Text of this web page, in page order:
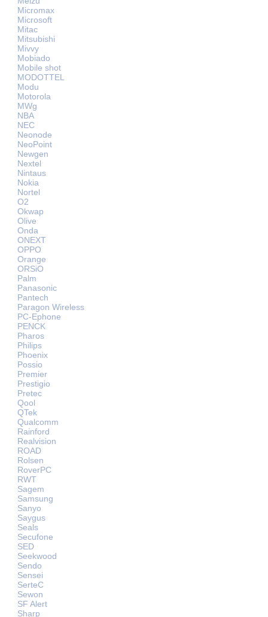
Micromax
Microsoft
Mitac
Mitsubishi
Mivvy
Mobiado
Mobile shot
MODOTTEL
Modu
Motorola
MWg
NBA
NEC
Neonode
NeoPoint
Newgen
Nextel
Nintaus
Nokia
Nortel
O2
Okwap
Olive
Onda
ONEXT
OPPO
Orange
ORSiO
Palm
Panasonic
Pantech
Paragon Wireless
PC-Ephone
PENCK
Pharos
Philips
Phoenix
Possio
Premier
Prestigio
Pretec
Qool
QTek
Qualcomm
Rainford
Realvision
ROAD
Rolsen
RoverPC
RWT
Sagem
Samsung
Sanyo
Saygus
Seals
Secufone
SED
Seekwood
Sendo
Sensei
SerteC
Sewon
SF Alert
Sharp